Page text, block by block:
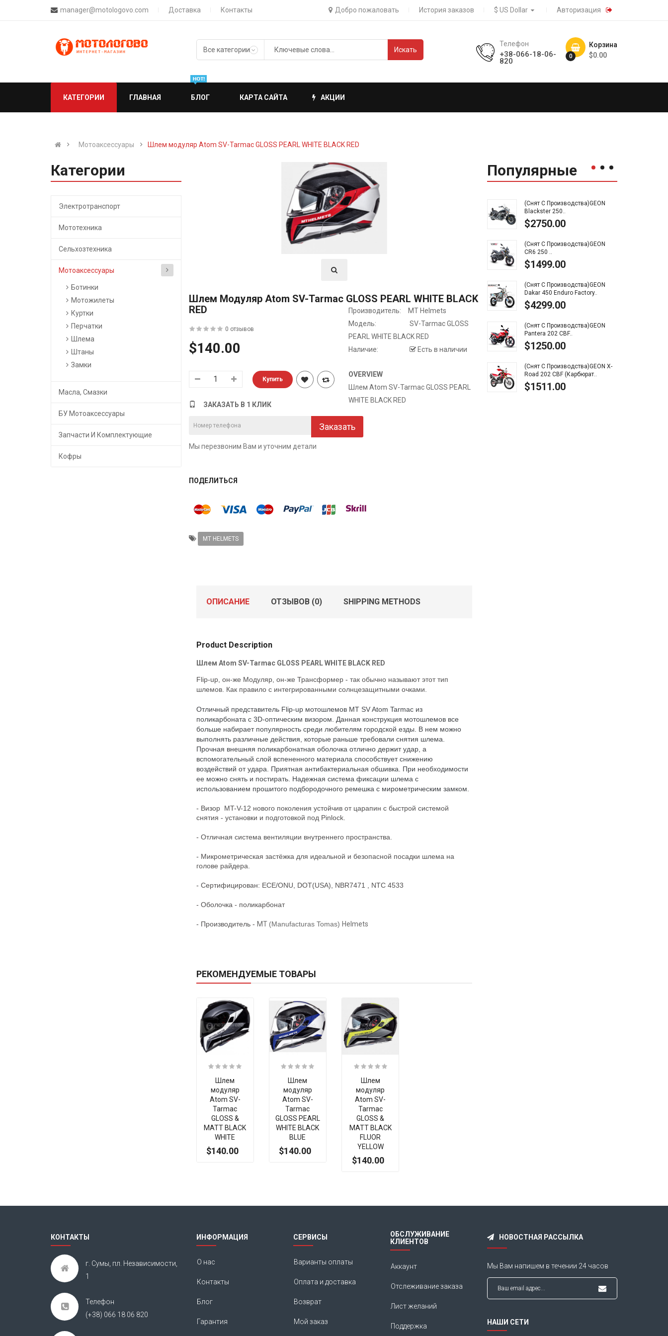
manager@motologovo.com Доставка Контакты Добро пожаловать История заказов Авторизация
Искать
Корзина
0 $0.00
Телефон
+38-066-18-06-
820
КАТЕГОРИИ ГЛАВНАЯ БЛОГ КАРТА САЙТА АКЦИИ
Мотоаксессуары Шлем модуляр Atom SV-Tarmac GLOSS PEARL WHITE BLACK RED
Категории
Электротранспорт
Мототехника
Сельхозтехника
Мотоаксессуары
Ботинки
Мотожилеты
Куртки
Перчатки
Шлема
Штаны
Замки
Масла, Смазки
БУ Мотоаксессуары
Запчасти И Комплектующие
Кофры
Шлем Модуляр Atom SV-Tarmac GLOSS PEARL WHITE BLACK
RED
0 отзывов
$140.00
Производитель:
MT Helmets
Модель:
SV-Tarmac GLOSS
PEARL WHITE BLACK RED
Наличие:
Есть в наличии
OVERVIEW
Шлем Atom SV-Tarmac GLOSS PEARL
WHITE BLACK RED
ЗАКАЗАТЬ В 1 КЛИК
Заказать
Мы перезвоним Вам и уточним детали
ПОДЕЛИТЬСЯ
MT HELMETS
ОПИСАНИЕ ОТЗЫВОВ (0) SHIPPING METHODS
Product Description
Шлем Atom SV-Tarmac GLOSS PEARL WHITE BLACK RED
Flip-up, он-же Модуляр, он-же Трансформер - так обычно называют этот тип
шлемов. Как правило с интегрированными солнцезащитными очками.
Отличный представитель Flip-up мотошлемов MT SV Atom Tarmac из
поликарбоната с 3D-оптическим визором. Данная конструкция мотошлемов все
больше набирает популярность среди любителям городской езды. В нем можно
выполнять различные действия, которые раньше требовали снятия шлема.
Прочная внешняя поликарбонатная оболочка отлично держит удар, а
вспомогательный слой вспененного материала способствует снижению
воздействий от удара. Приятная антибактериальная обшивка. При необходимости
ее можно снять и постирать. Надежная система фиксации шлема с
использованием прошитого подбородочного ремешка с мирометрическим замком.
- Визор MT-V-12 нового поколения устойчив от царапин с быстрой системой
снятия - установки и подготовкой под Pinlock.
- Отличная система вентиляции внутреннего пространства.
- Микрометрическая застёжка для идеальной и безопасной посадки шлема на
голове райдера.
- Сертифицирован: ЕСЕ/ONU, DOT(USA), NBR7471 , NTC 4533
- Оболочка - поликарбонат
- Производитель - MT (Manufacturas Tomas) Helmets
РЕКОМЕНДУЕМЫЕ ТОВАРЫ
Шлем
модуляр
Atom SV-
Tarmac
GLOSS &
MATT BLACK
WHITE
$140.00
Шлем
модуляр
Atom SV-
Tarmac
GLOSS PEARL
WHITE BLACK
BLUE
$140.00
Шлем
модуляр
Atom SV-
Tarmac
GLOSS &
MATT BLACK
FLUOR
YELLOW
$140.00
Популярные
(Снят С Производства)GEON
Blackster 250..
$2750.00
(Снят С Производства)GEON
CR6 250 ..
$1499.00
(Снят С Производства)GEON
Dakar 450 Enduro Factory..
$4299.00
(Снят С Производства)GEON
Pantera 202 CBF..
$1250.00
(Снят С Производства)GEON X-
Road 202 CBF (карбюрат..
$1511.00
КОНТАКТЫ
г. Сумы, пл. Независимости,
1
Телефон
(+38) 066 18 06 820
ИНФОРМАЦИЯ
О нас
Контакты
Блог
Гарантия
СЕРВИСЫ
Варианты оплаты
Оплата и доставка
Возврат
Мой заказ
ОБСЛУЖИВАНИЕ
КЛИЕНТОВ
Аккаунт
Отслеживание заказа
Лист желаний
Поддержка
НОВОСТНАЯ РАССЫЛКА
Мы Вам напишем в течении 24 часов
НАШИ СЕТИ